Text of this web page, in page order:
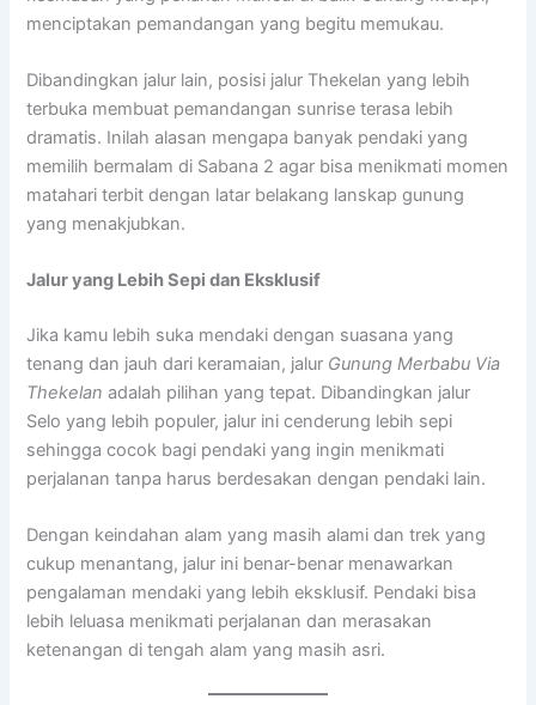
menciptakan pemandangan yang begitu memukau.
Dibandingkan jalur lain, posisi jalur Thekelan yang lebih
terbuka membuat pemandangan sunrise terasa lebih
dramatis. Inilah alasan mengapa banyak pendaki yang
memilih bermalam di Sabana 2 agar bisa menikmati momen
matahari terbit dengan latar belakang lanskap gunung
yang menakjubkan.
Jalur yang Lebih Sepi dan Eksklusif
Jika kamu lebih suka mendaki dengan suasana yang
tenang dan jauh dari keramaian, jalur Gunung Merbabu Via
Thekelan adalah pilihan yang tepat. Dibandingkan jalur
Selo yang lebih populer, jalur ini cenderung lebih sepi
sehingga cocok bagi pendaki yang ingin menikmati
perjalanan tanpa harus berdesakan dengan pendaki lain.
Dengan keindahan alam yang masih alami dan trek yang
cukup menantang, jalur ini benar-benar menawarkan
pengalaman mendaki yang lebih eksklusif. Pendaki bisa
lebih leluasa menikmati perjalanan dan merasakan
ketenangan di tengah alam yang masih asri.